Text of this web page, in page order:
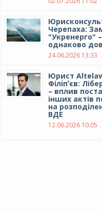
Черепаха:
"Укренерго"
однаково
24.06.2026 13:33
Юрист
Філіпʼєв:
– вплив
інших актів
на
ВДЕ
12.06.2026 10:05